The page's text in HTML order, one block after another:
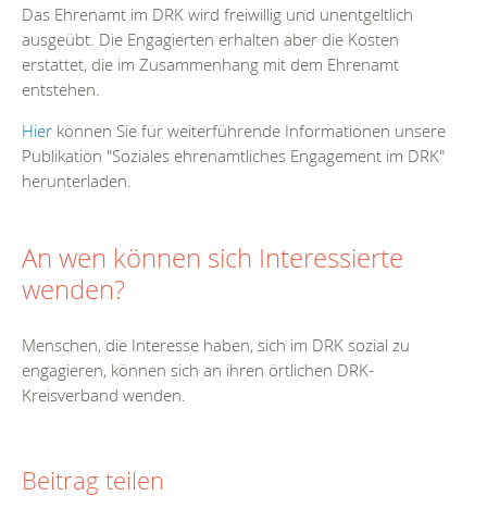
Das Ehrenamt im DRK wird freiwillig und unentgeltlich
ausgeübt. Die Engagierten erhalten aber die Kosten
erstattet, die im Zusammenhang mit dem Ehrenamt
entstehen.
Hier können Sie für weiterführende Informationen unsere
Publikation "Soziales ehrenamtliches Engagement im DRK"
herunterladen.
An wen können sich Interessierte
wenden?
Menschen, die Interesse haben, sich im DRK sozial zu
engagieren, können sich an ihren örtlichen DRK-
Kreisverband wenden.
Beitrag teilen